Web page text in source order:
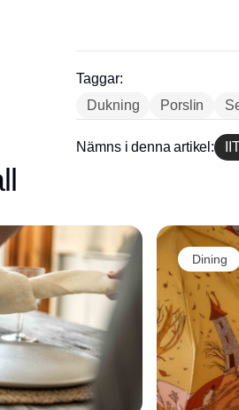
Taggar:
Dukning
Porslin
Nämns i denna artikel:
Dining